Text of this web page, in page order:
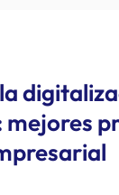
mejores